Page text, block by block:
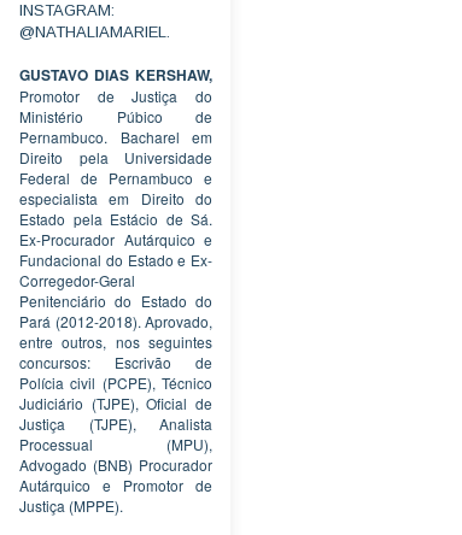
INSTAGRAM:
@NATHALIAMARIEL.
GUSTAVO DIAS KERSHAW,
Promotor de Justiça do
Ministério Púbico de
Pernambuco. Bacharel em
Direito pela Universidade
Federal de Pernambuco e
especialista em Direito do
Estado pela Estácio de Sá.
Ex-Procurador Autárquico e
Fundacional do Estado e Ex-
Corregedor-Geral
Penitenciário do Estado do
Pará (2012-2018). Aprovado,
entre outros, nos seguintes
concursos: Escrivão de
Polícia civil (PCPE), Técnico
Judiciário (TJPE), Oficial de
Justiça (TJPE), Analista
Processual (MPU),
Advogado (BNB) Procurador
Autárquico e Promotor de
Justiça (MPPE).